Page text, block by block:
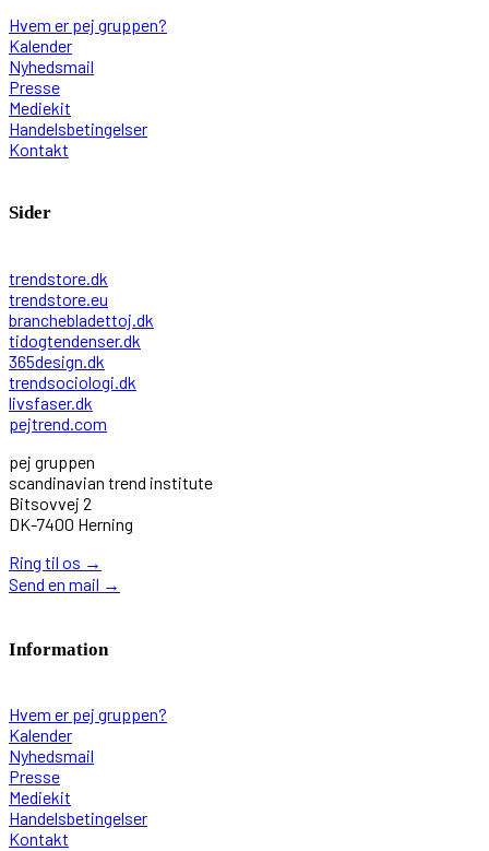
Hvem er pej gruppen?
Kalender
Nyhedsmail
Presse
Mediekit
Handelsbetingelser
Kontakt
Sider
trendstore.dk
trendstore.eu
branchebladettoj.dk
tidogtendenser.dk
365design.dk
trendsociologi.dk
livsfaser.dk
pejtrend.com
pej gruppen
scandinavian trend institute
Bitsovvej 2
DK-7400 Herning
Ring til os →
Send en mail →
Information
Hvem er pej gruppen?
Kalender
Nyhedsmail
Presse
Mediekit
Handelsbetingelser
Kontakt